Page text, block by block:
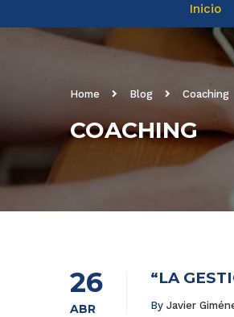
Inicio
Home Blog Coaching
COACHING
26
ABR
“LA
By Javier